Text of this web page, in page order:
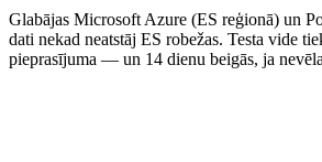
Glabājas Microsoft Azure (ES reģionā) un
dati nekad neatstāj ES robežas. Testa vide
pieprasījuma — un 14 dienu beigās, ja